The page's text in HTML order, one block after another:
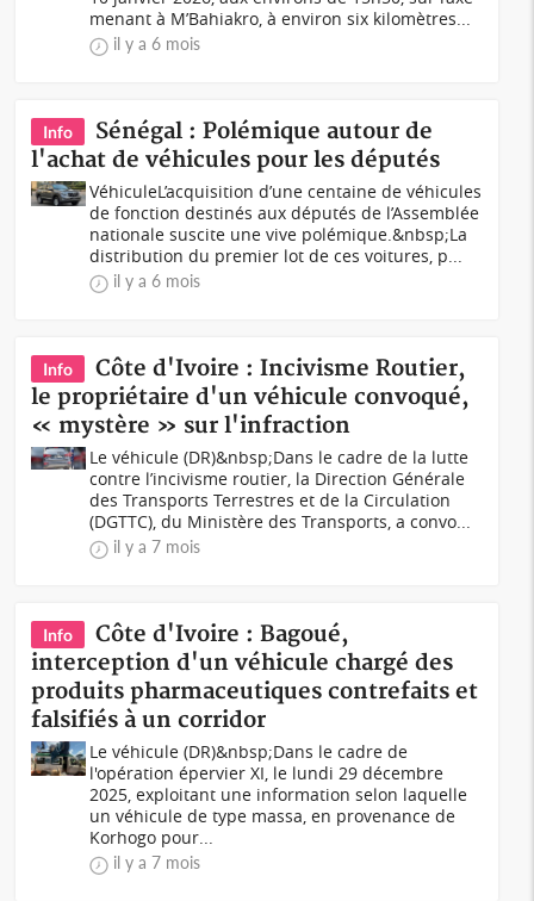
menant à M’Bahiakro, à environ six kilomètres...
il y a 6 mois
Info
Sénégal : Polémique autour de
l'achat de véhicules pour les députés
VéhiculeL’acquisition d’une centaine de véhicules
de fonction destinés aux députés de l’Assemblée
nationale suscite une vive polémique.&nbsp;La
distribution du premier lot de ces voitures, p...
il y a 6 mois
Info
Côte d'Ivoire : Incivisme Routier,
le propriétaire d'un véhicule convoqué,
« mystère » sur l'infraction
Le véhicule (DR)&nbsp;Dans le cadre de la lutte
contre l’incivisme routier, la Direction Générale
des Transports Terrestres et de la Circulation
(DGTTC), du Ministère des Transports, a convo...
il y a 7 mois
Info
Côte d'Ivoire : Bagoué,
interception d'un véhicule chargé des
produits pharmaceutiques contrefaits et
falsifiés à un corridor
Le véhicule (DR)&nbsp;Dans le cadre de
l'opération épervier XI, le lundi 29 décembre
2025, exploitant une information selon laquelle
un véhicule de type massa, en provenance de
Korhogo pour...
il y a 7 mois